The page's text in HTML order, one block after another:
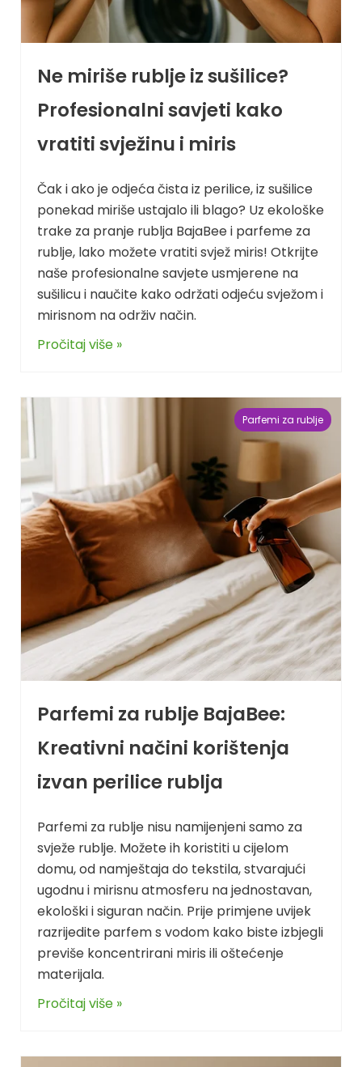
Ne miriše rublje iz sušilice?
Profesionalni savjeti kako
vratiti svježinu i miris
Čak i ako je odjeća čista iz perilice, iz sušilice
ponekad miriše ustajalo ili blago? Uz ekološke
trake za pranje rublja BajaBee i parfeme za
rublje, lako možete vratiti svjež miris! Otkrijte
naše profesionalne savjete usmjerene na
sušilicu i naučite kako održati odjeću svježom i
mirisnom na održiv način.
Pročitaj više »
Parfemi za rublje
Parfemi za rublje BajaBee:
Kreativni načini korištenja
izvan perilice rublja
Parfemi za rublje nisu namijenjeni samo za
svježe rublje. Možete ih koristiti u cijelom
domu, od namještaja do tekstila, stvarajući
ugodnu i mirisnu atmosferu na jednostavan,
ekološki i siguran način. Prije primjene uvijek
razrijedite parfem s vodom kako biste izbjegli
previše koncentrirani miris ili oštećenje
materijala.
Pročitaj više »